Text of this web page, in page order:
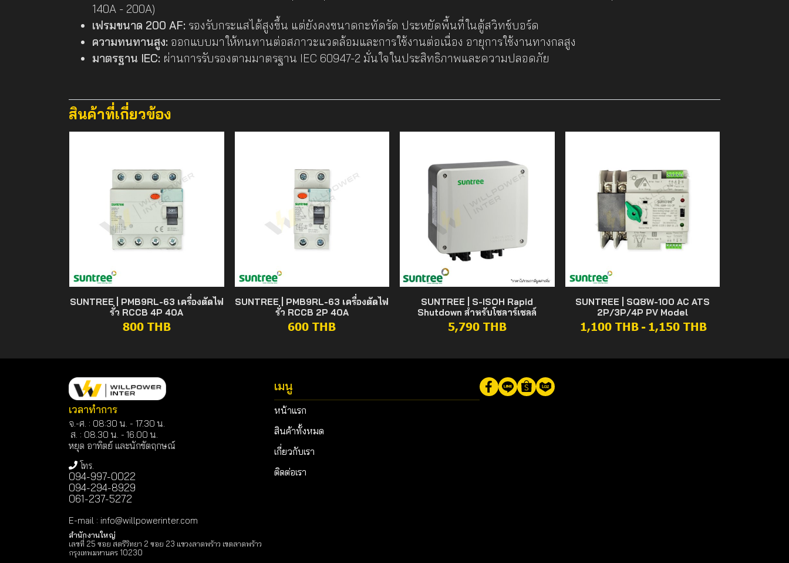
140A - 200A)
เฟรมขนาด 200 AF: รองรับกระแสได้สูงขึ้น แต่ยังคงขนาดกะทัดรัด ประหยัดพื้นที่ในตู้สวิทช์บอร์ด
ความทนทานสูง: ออกแบบมาให้ทนทานต่อสภาวะแวดล้อมและการใช้งานต่อเนื่อง อายุการใช้งานทางกลสูง
มาตรฐาน IEC: ผ่านการรับรองตามมาตรฐาน IEC 60947-2 มั่นใจในประสิทธิภาพและความปลอดภัย
สินค้าที่เกี่ยวข้อง
SUNTREE | PMB9RL-63 เครื่องตัดไฟ
รั่ว RCCB 4P 40A
800 THB
SUNTREE | PMB9RL-63 เครื่องตัดไฟ
รั่ว RCCB 2P 40A
600 THB
SUNTREE | S-ISOH Rapid
Shutdown สำหรับโซลาร์เซลล์
5,790 THB
SUNTREE | SQ8W-100 AC ATS
2P/3P/4P PV Model
1,100 THB - 1,150 THB
เวลาทำการ
จ.-ศ. : 08:30 น. - 17.30 น.
ส. : 08.30 น. - 16.00 น.
หยุด อาทิตย์ และนักขัตฤกษณ์
โทร.
094-997-0022
094-294-8929
061-237-5272
E-mail : info@willpowerinter.com
สำนักงานใหญ่
เลขที่ 25 ซอย สตรีวิทยา 2 ซอย 23 แขวงลาดพร้าว เขตลาดพร้าว
กรุงเทพมหานคร 10230
เมนู
หน้าแรก
สินค้าทั้งหมด
เกี่ยวกับเรา
ติดต่อเรา